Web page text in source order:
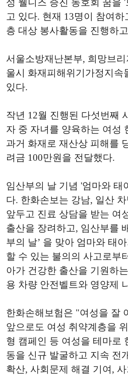
성 웰니즈 증진 동호회 꿈을
고 있다. 현재 13명이 참여
층 대상 봉사활동을 진행하
서울소방재난본부, 희망브
울시 화재피해위기가정지속
있다.
작년 12월 진행된 다섯번째
자 중 자녀를 양육하는 여성
과거 화재로 재산상 피해를
려금 100만원을 전달했다.
임산부의 날 기념 '엄마와 태
다. 한화손보는 강남, 일산
앞두고 진료 상담을 받는 여
출산을 장려하고, 임산부를
부의 날’ 을 맞아 엄마와 태
할 수 있는 불의의 사고로부
아가 건강한 출산을 기원하
용 차량 안전벨트와 영양제
한화손해보험은 "여성을 잘
앞으로도 여성 취약계층을
형 캠페인 등 여성을 테마로
동을 신규 발굴하고 지속 전
확산, 사회문제 해결 기여,